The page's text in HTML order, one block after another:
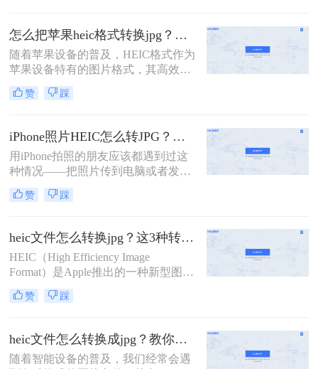
怎么把苹果heic格式转换jpg？来看看这几种方法吧！
随着苹果设备的普及，HEIC格式作为
苹果设备特有的图片格式，其高效性
和高质量的图像特点得到了广大用户
的青睐。然而，由于HEIC格式的特殊
上的兼容性并不理想。怎么把苹果
heic格式转换jpg成为了许多用户的需
求。本文将介绍四种将苹果HEIC格式
转换为JPG的方法，帮助用户轻松解
决兼容性问题。
赞 踩
iPhone照片HEIC怎么转JPG？试过几个管用的方法！
用iPhone拍照的朋友应该都遇到过这
种情况——把照片传到电脑或者发给
别人，结果对方打不开，文件后缀是
HEIC，不是熟悉的JPG。这是因为从
保存照片，体积小、画质好，但兼容
性确实是个问题。很多老旧设备、
Windows电脑、部分社交平台和网页
上传入口都不认这个格式。所
以"iphone照片heic怎么转jpg"成了不
少人的刚需。这篇文章按不同使用场
线转换、iPhone端设置和Mac自带工
具四条路子，帮你看完就能上手。
赞 踩
heic文件怎么转换jpg？这3种转换方法可以试试！
HEIC（High Efficiency Image
Format）是Apple推出的一种新型图像
格式，旨在通过HEVC（High
Efficiency Video Coding）编解码器实
HEIC格式的兼容性相对较差，有时我
们需要将其转换为更广泛支持的JPG
格式。那么heic文件怎么转换jpg呢？
赞 踩
heic文件怎么转换成jpg？教你四招快速转换！
​随着智能设备的普及，我们经常会遇